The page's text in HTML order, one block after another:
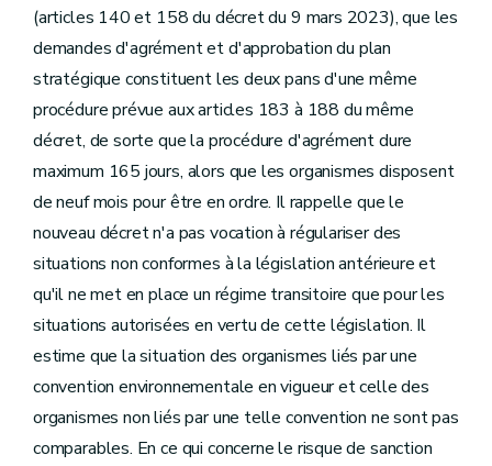
(articles 140 et 158 du décret du 9 mars 2023), que les
demandes d'agrément et d'approbation du plan
stratégique constituent les deux pans d'une même
procédure prévue aux articles 183 à 188 du même
décret, de sorte que la procédure d'agrément dure
maximum 165 jours, alors que les organismes disposent
de neuf mois pour être en ordre. Il rappelle que le
nouveau décret n'a pas vocation à régulariser des
situations non conformes à la législation antérieure et
qu'il ne met en place un régime transitoire que pour les
situations autorisées en vertu de cette législation. Il
estime que la situation des organismes liés par une
convention environnementale en vigueur et celle des
organismes non liés par une telle convention ne sont pas
comparables. En ce qui concerne le risque de sanction